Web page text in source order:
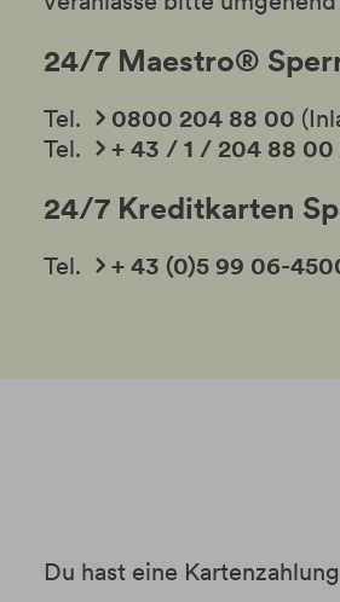
24/7 Maestro®
Tel. 0800 204 88 00
Tel.
+ 43 / 1 / 204 88 00
24/7 Kreditkarten
Tel. + 43 (0)5 99 06-
Du hast eine